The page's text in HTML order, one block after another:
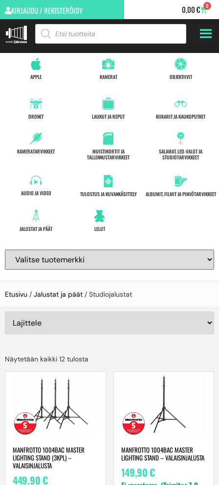
KIRJAUDU / REKISTERÖIDY 0,00€ 0
APPLE
DRONET
KAMERAT
LAUKUT JA REPUT
OBJEKTIIVIT
KIIKARIT JA KAUKOPUTKET
KAMERATARVIKKEET
AUDIO JA VIDEO
MUISTIKORTIT JA
TALLENNUSTARVIKKEET
TULOSTUS JA KUVANKÄSITTELY
SALAMAT, LED-VALOT JA
STUDIOTARVIKKEET
ALBUMIT, FILMIT JA PIMIÖTARVIKKEET
JALUSTAT JA PÄÄT LELUT
Etusivu / Jalustat ja päät / Studiojalustat
Näytetään kaikki 12 tulosta
MANFROTTO 1004BAC MASTER
LIGHTING STAND (3KPL) –
VALAISINJALUSTA
449,90€
MANFROTTO 1004BAC MASTER
LIGHTING STAND – VALAISINJALUSTA
149,90€